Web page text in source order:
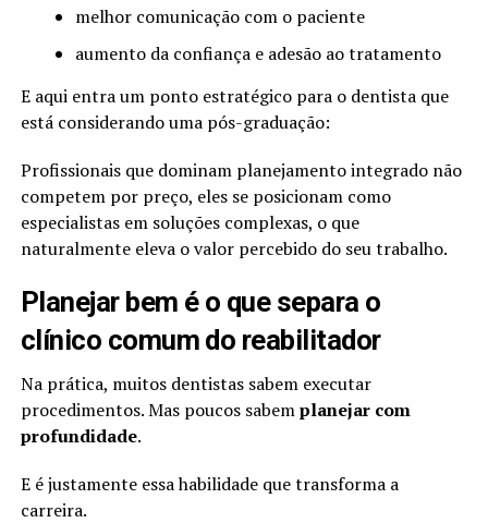
melhor comunicação com o paciente
aumento da confiança e adesão ao tratamento
E aqui entra um ponto estratégico para o dentista que
está considerando uma pós-graduação:
Profissionais que dominam planejamento integrado não
competem por preço, eles se posicionam como
especialistas em soluções complexas, o que
naturalmente eleva o valor percebido do seu trabalho.
Planejar bem é o que separa o
clínico comum do reabilitador
Na prática, muitos dentistas sabem executar
procedimentos. Mas poucos sabemplanejar com
profundidade.
E é justamente essa habilidade que transforma a
carreira.